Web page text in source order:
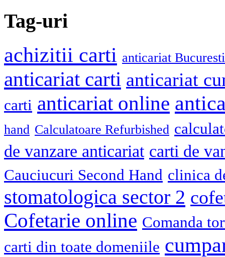
Tag-uri
achizitii carti anticariat Bucuresti
anticariat carti anticariat
carti anticariat online
hand Calculatoare Refurbished
de vanzare anticariat carti de
Cauciucuri Second Hand clinica
stomatologica sector 2
Cofetarie online Comanda
carti din toate domeniile